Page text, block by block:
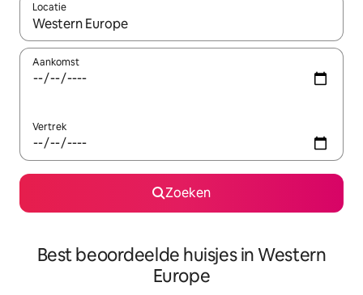
Locatie
Wanneer er suggesties beschikbaar zijn, maak je een keuze
Aankomst
Vertrek
Zoeken
Best beoordeelde huisjes in Western
Europe